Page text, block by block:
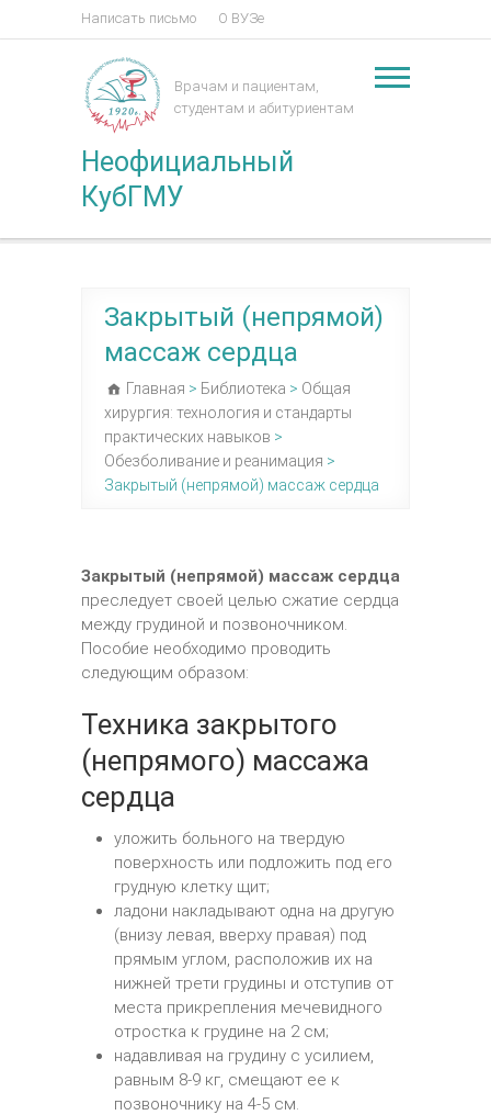
Написать письмо О ВУЗе
Неофициальный
КубГМУ
Врачам и пациентам,
студентам и абитуриентам
Закрытый (непрямой)
массаж сердца
Главная > Библиотека > Общая
хирургия: технология и стандарты
практических навыков >
Обезболивание и реанимация >
Закрытый (непрямой) массаж сердца
Закрытый (непрямой) массаж сердца
преследует своей целью сжатие сердца
между грудиной и позвоночником.
Пособие необходимо проводить
следующим образом:
Техника закрытого
(непрямого) массажа
сердца
уложить больного на твердую
поверхность или подложить под его
грудную клетку щит;
ладони накладывают одна на другую
(внизу левая, вверху правая) под
прямым углом, расположив их на
нижней трети грудины и отступив от
места прикрепления мечевидного
отростка к грудине на 2 см;
надавливая на грудину с усилием,
равным 8-9 кг, смещают ее к
позвоночнику на 4-5 см.